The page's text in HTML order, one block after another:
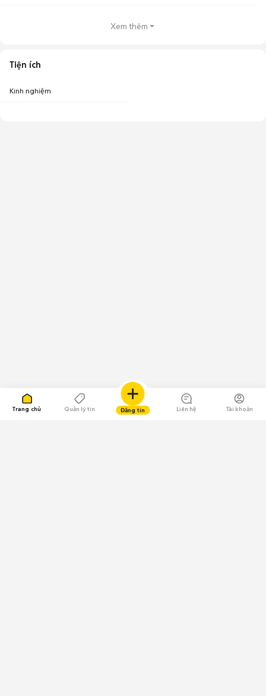
Trang chủ Quản lý tin Đăng tin Liên hệ Tài khoản
Xem thêm
Tiện ích
Kinh nghiệm